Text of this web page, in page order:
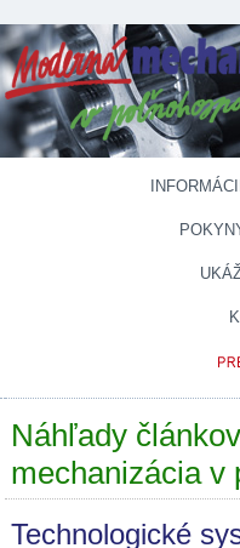
Náhľady
mechanizácia v
Technologické